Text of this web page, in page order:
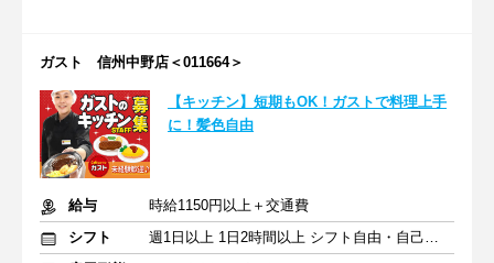
ガスト 信州中野店＜011664＞
【キッチン】短期もOK！ガストで料理上手
に！髪色自由
給与
時給1150円以上＋交通費
シフト
週1日以上 1日2時間以上 シフト自由・自己申告